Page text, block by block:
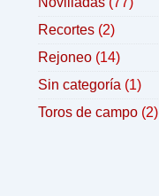
Recortes (2)
Rejoneo (14)
Sin categoría (1)
Toros de campo (2)